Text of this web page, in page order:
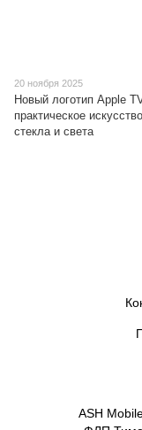
20 ноября 2025
Новый логотип Apple
практическое искусство
стекла и света
ASH